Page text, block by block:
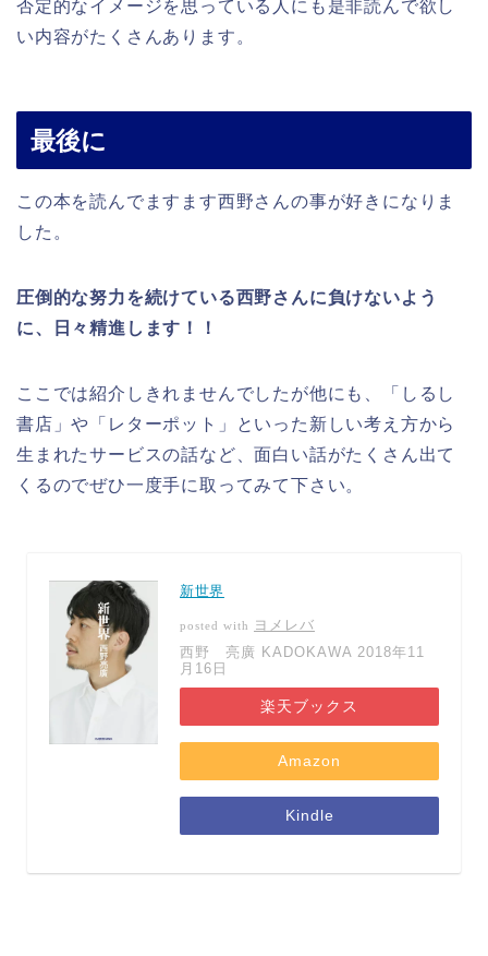
否定的なイメージを思っている人にも是非読んで欲し
い内容がたくさんあります。
最後に
この本を読んでますます西野さんの事が好きになりま
した。
圧倒的な努力を続けている西野さんに負けないよう
に、日々精進します！！
ここでは紹介しきれませんでしたが他にも、「しるし
書店」や「レターポット」といった新しい考え方から
生まれたサービスの話など、面白い話がたくさん出て
くるのでぜひ一度手に取ってみて下さい。
新世界
posted with
ヨメレバ
西野 亮廣 KADOKAWA 2018年11
月16日
楽天ブックス
Amazon
Kindle